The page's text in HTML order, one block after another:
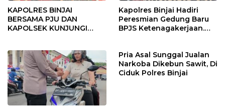
KAPOLRES BINJAI
BERSAMA PJU DAN
KAPOLSEK KUNJUNGI
Kapolres Binjai Hadiri
Peresmian Gedung Baru
BPJS Ketenagakerjaan.
Pria Asal Sunggal Jualan
Narkoba Dikebun Sawit, Di
Ciduk Polres Binjai